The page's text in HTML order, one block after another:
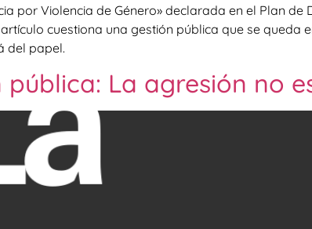
por Violencia de Género» declarada en el Plan
cuestiona una gestión pública que se
del papel.
La agresión no